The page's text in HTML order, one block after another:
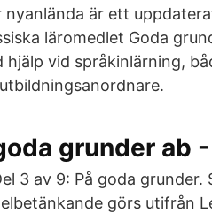
nyanlända är ett
läromedlet Goda
hjälp vid språkinlärning,
grunder ab
3 av 9: På goda grunder.
görs utifrån